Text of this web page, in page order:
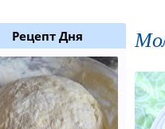
Рецепт Дня